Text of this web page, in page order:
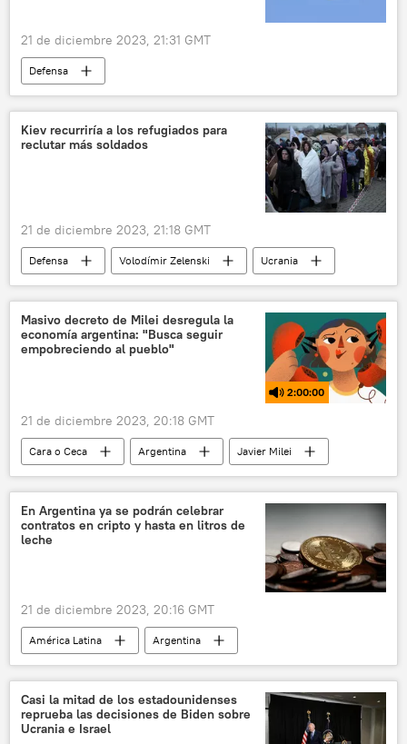
21 de diciembre 2023, 21:31 GMT
Defensa
📰 Operación rusa de desmilitarización y desnazificación de Ucrania
Valeri Guerásimov
Rusia
🛡️ Fuerzas Armadas
Kiev recurriría a los refugiados para
reclutar más soldados
21 de diciembre 2023, 21:18 GMT
Defensa Volodímir Zelenski
Ucrania
🛡️ Fuerzas Armadas
reclutamiento
Masivo decreto de Milei desregula la
economía argentina: "Busca seguir
empobreciendo al pueblo"
2:00:00
21 de diciembre 2023, 20:18 GMT
Cara o Ceca Argentina
Javier Milei
decreto
leyes
congreso
Brasil
salarios
Luiz Inacio Lula da Silva
En Argentina ya se podrán celebrar
contratos en cripto y hasta en litros de
leche
21 de diciembre 2023, 20:16 GMT
América Latina
Argentina
Javier Milei
Casi la mitad de los estadounidenses
reprueba las decisiones de Biden sobre
Ucrania e Israel